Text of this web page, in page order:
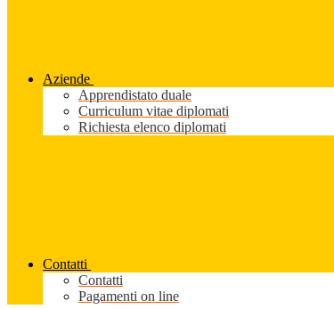
Aziende
Apprendistato duale
Curriculum vitae diplomati
Richiesta elenco diplomati
Contatti
Contatti
Pagamenti on line